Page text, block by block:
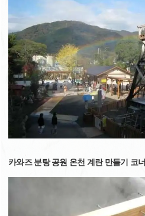
카와즈 분탕 공원 온천 계란 만들기 코너